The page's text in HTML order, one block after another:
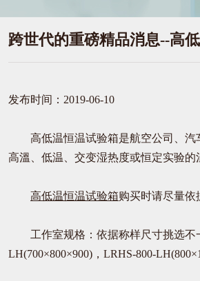
跨世代的重磅精品消息--高
发布时间：2019-06-10
高低温恒温试验箱是航空公司、汽
高溫、低温、交变湿热度或恒定实验的
高低温恒温试验箱购买时请尽量依
工作室规格：依据称样尺寸挑选不一
LH(700×800×900)，LRHS-800-